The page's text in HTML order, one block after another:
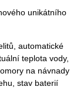
unikátního
automatické
teplota vody,
na návnady
stav baterií